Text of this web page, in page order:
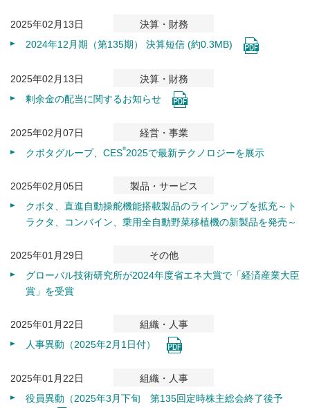
2025年02月13日
決算・財務
2024年12月期（第135期） 決算短信 (約0.3MB)
2025年02月13日
決算・財務
剰余金の配当に関するお知らせ
2025年02月07日
経営・事業
クボタグループ、CES®2025で最新テクノロジーを展示
2025年02月05日
製品・サービス
クボタ、直進自動操舵機能搭載製品のラインアップを拡充～ト
ラクタ、コンバイン、乗用全自動野菜移植機の新製品を発売～
2025年01月29日
その他
グローバル技術研究所が2024年度省エネ大賞で「経済産業大臣
賞」を受賞
2025年01月22日
組織・人事
人事異動（2025年2月1日付）
2025年01月22日
組織・人事
役員異動（2025年3月下旬 第135回定時株主総会終了後予